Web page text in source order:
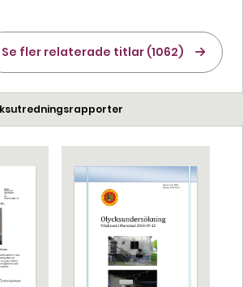
Se fler relaterade titlar (1062)